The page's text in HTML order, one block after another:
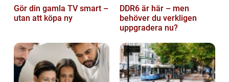
Gör din gamla TV smart –
utan att köpa ny
DDR6 är här – men
behöver du verkligen
uppgradera nu?